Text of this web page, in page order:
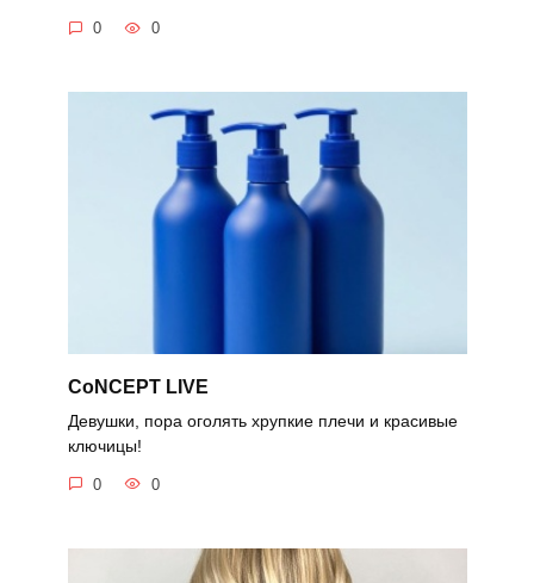
0 0
CoNCEPT LIVE
Девушки, пора оголять хрупкие плечи и красивые
ключицы!
0 0